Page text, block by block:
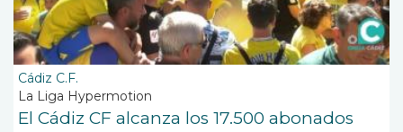
Cádiz C.F.
La Liga Hypermotion
El Cádiz CF alcanza los 17.500 abonados